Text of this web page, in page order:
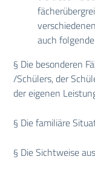
auch
§ Die besonderen
/Schülers, der
der eigenen
§ Die familiäre
§ Die Sichtweise